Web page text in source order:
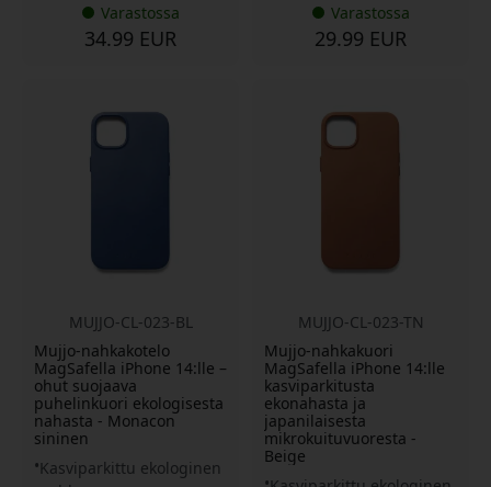
Varastossa
34.99 EUR
Varastossa
29.99 EUR
MUJJO-CL-023-BL
Mujjo-nahkakotelo
MagSafella iPhone 14:lle –
ohut suojaava
puhelinkuori ekologisesta
nahasta - Monacon
sininen
Kasviparkittu ekologinen
MUJJO-CL-023-TN
Mujjo-nahkakuori
MagSafella iPhone 14:lle
kasviparkitusta
ekonahasta ja
japanilaisesta
mikrokuituvuoresta -
Beige